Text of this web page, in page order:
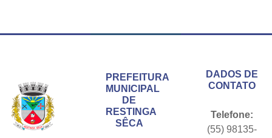
PREFEITURA
MUNICIPAL
DE
RESTINGA
SÊCA
DADOS DE
CONTATO
Telefone:
(55) 98135-